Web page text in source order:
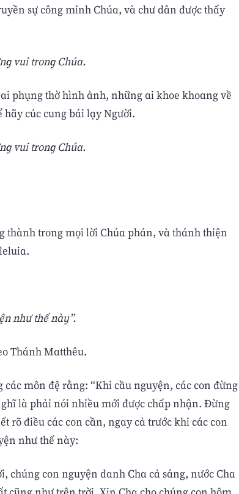
sự công minh Chúa, và chư dân được thấy
vui trong Chúa.
phụng thờ hình ảnh, những ai khoe khoang về
cúc cung bái lạy Người.
vui trong Chúa.
thành trong mọi lời Chúa phán, và thánh thiện
như thế này”.
Thánh Matthêu.
các môn đệ rằng: “Khi cầu nguyện, các con đừng
là phải nói nhiều mới được chấp nhận. Ðừng
rõ điều các con cần, ngay cả trước khi các con
như thế này:
chúng con nguyện danh Cha cả sáng, nước Cha